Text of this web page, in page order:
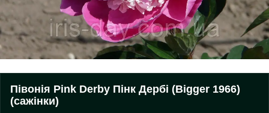
Півонія Pink Derby Пінк Дербі (Bigger 1966)
(сажінки)